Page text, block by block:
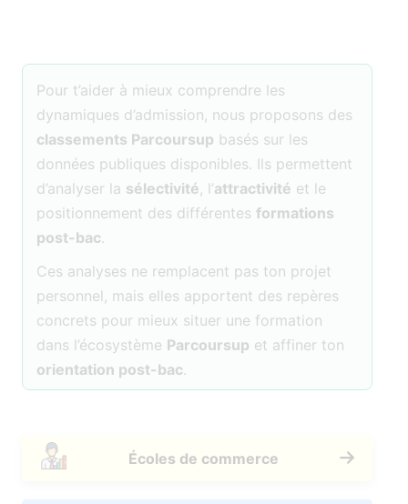
Pour t’aider à mieux comprendre les
dynamiques d’admission, nous proposons des
classements Parcoursup basés sur les
données publiques disponibles. Ils permettent
d’analyser la sélectivité, l’attractivité et le
positionnement des différentes formations
post-bac.
Ces analyses ne remplacent pas ton projet
personnel, mais elles apportent des repères
concrets pour mieux situer une formation
dans l’écosystème Parcoursup et affiner ton
orientation post-bac.
Écoles de commerce